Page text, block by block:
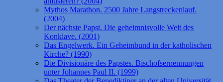
Mythos Marathon. 2500 Jahre Langstreckenlauf.
(2004)
Der nächste Papst. Die geheimnisvolle Welt des
Konklave. (2001)
Das Engelwerk. Ein Geheimbund in der katholischen
Kirche? (1990)
Die Divisionäre des Papstes. Bischofsernennungen
unter Johannes Paul II. (1999)